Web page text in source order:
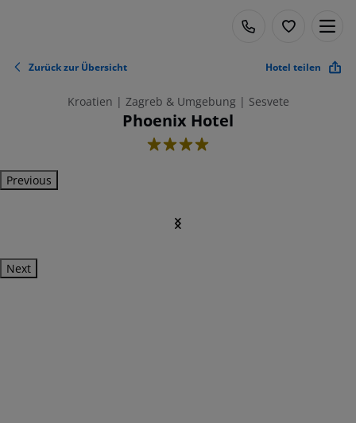
Zurück zur Übersicht Hotel teilen
Kroatien | Zagreb & Umgebung | Sesvete
Phoenix Hotel
4
Previous
Next